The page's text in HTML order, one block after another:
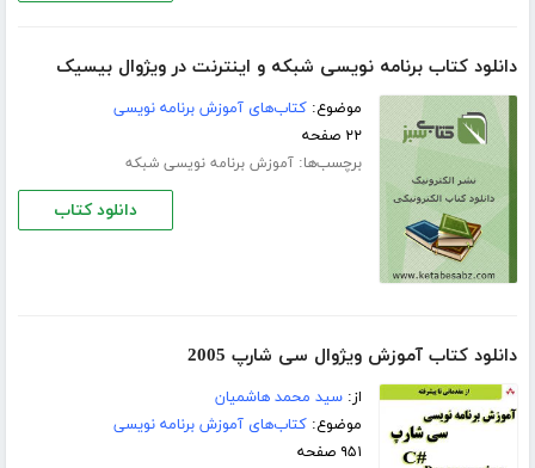
دانلود کتاب برنامه نویسی شبکه و اینترنت در ویژوال بیسیک
موضوع:کتاب‌های آموزش برنامه نویسی
۲۲ صفحه
برچسب‌ها:آموزش برنامه نویسی شبکه
دانلود کتاب
دانلود کتاب آموزش ویژوال سی شارپ 2005
از:سید محمد هاشمیان
موضوع:کتاب‌های آموزش برنامه نویسی
۹۵۱ صفحه